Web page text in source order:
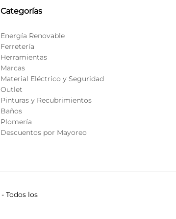
Categorías
Energía Renovable
Ferretería
Herramientas
Marcas
Material Eléctrico y Seguridad
Outlet
Pinturas y Recubrimientos
Baños
Plomería
Descuentos por Mayoreo
- Todos los